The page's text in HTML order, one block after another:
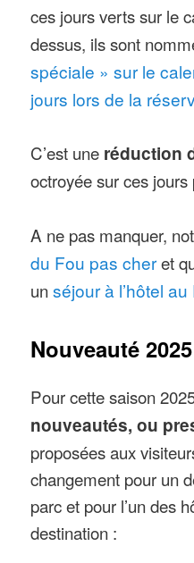
ces jours verts sur le
dessus, ils sont
spéciale » sur le
jours lors de la
C’est une réduction
octroyée sur ces jours
A ne pas manquer,
du Fou pas cheret
unséjour à l’hôtel
Nouveauté
Pour cette saison
nouveautés, ou
proposées aux
changement pour un
parc et pour l’un des
destination :